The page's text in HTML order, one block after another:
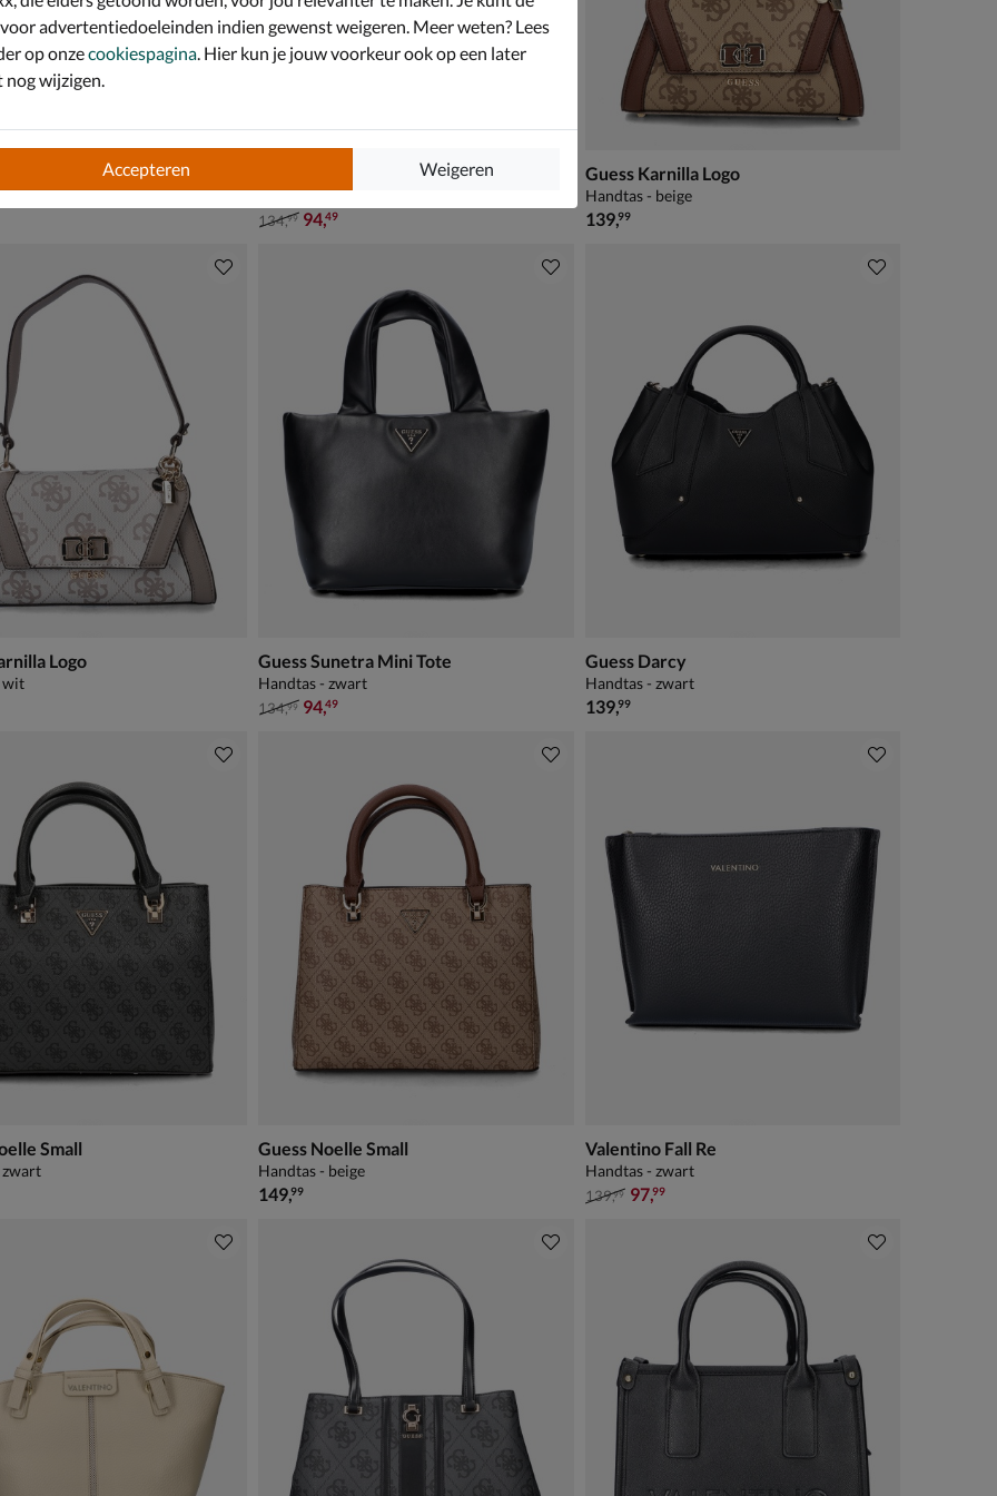
zwart Handtas - wit
van € 134,99 voor € 94,49
134,99 94,49
Guess Karnilla Logo
Handtas - beige
€ 139,99
139,99
Logo
wit
Guess Sunetra Mini Tote
Handtas - zwart
van € 134,99 voor € 94,49
134,99 94,49
Guess Darcy
Handtas - zwart
€ 139,99
139,99
Small
zwart
Guess Noelle Small
Handtas - beige
€ 149,99
149,99
Valentino Fall Re
Handtas - zwart
van € 139,99 voor € 97,99
139,99 97,99
advertentiedoeleinden indien gewenst weigeren. Meer weten? Lees
op onzecookiespagina . Hier kun je jouw voorkeur ook op een later
wijzigen.
Accepteren Weigeren